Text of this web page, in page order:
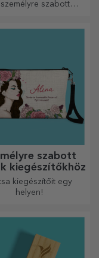
szabott
szabott
kiegészítőkhöz
kiegészítőit egy
helyen!